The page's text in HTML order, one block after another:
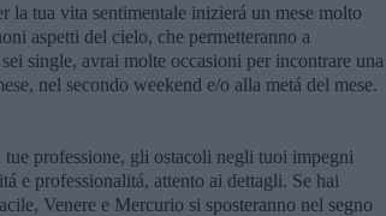
la tua vita sentimentale inizierá un mese molto
aspetti del cielo, che permetteranno a
single, avrai molte occasioni per incontrare una
nel secondo weekend e/o alla metá del mese.
professione, gli ostacoli negli tuoi impegni
e professionalitá, attento ai dettagli. Se hai
Venere e Mercurio si sposteranno nel segno